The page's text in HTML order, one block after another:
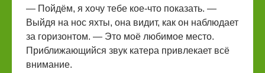
— Пойдём, я хочу тебе кое-что показать. —
Выйдя на нос яхты, она видит, как он наблюдает
за горизонтом. — Это моё любимое место.
Приближающийся звук катера привлекает всё
внимание.